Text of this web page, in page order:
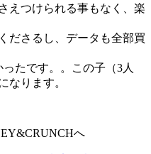
えつけられる事もなく、楽
ださるし、データも全部買
たです。。この子（3人
なります。
へ